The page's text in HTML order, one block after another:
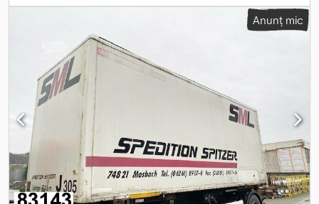
spațiului de încărcare:2.430 mm, înălțime spațiu de încărcare:
, Locația vehiculului: Bovenden,
uși portal Suprastructură: caroserie tip box pentru mobilă, client
53615 în loc de șasiu interschimbabil 76730, comandă B207314,
vehicul cu avans plătit 10.000 EUR. Specificațiile accesoriilor sunt
fără garanție; ne rezervăm dreptul la modificări, vânzare
intermediară și erori! Codpfx Ahoi Rmlmemjrf
Anunț mic